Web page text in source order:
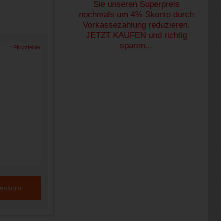
* Pflichtfelder
Sie unseren Superpreis
nochmals um 4% Skonto durch
Vorkassezahlung reduzieren.
JETZT KAUFEN und richtig
sparen...